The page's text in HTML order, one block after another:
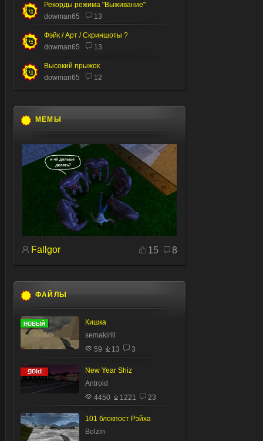
Рекорды режима "Выживание"
dowman65
13
Фэйк / Арт / Скриншоты ?
dowman65
13
Высокий прыжок
dowman65
12
МЕМЫ
Fallgor 15 8
ФАЙЛЫ
Кишка
semakirill
59
13 3
New Year Shiz
Antroid
4450
1221 23
101 блокпост Рэйха
Bolzin